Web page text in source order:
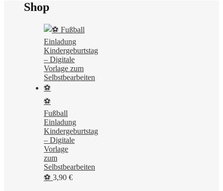
Shop
⚽
Fußball
Einladung
Kindergeburtstag
– Digitale
Vorlage
zum
Selbstbearbeiten
⚽ 3,90 €